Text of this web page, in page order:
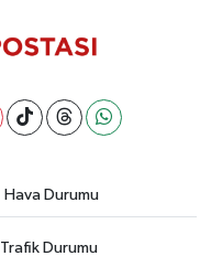
Hava Durumu
Trafik Durumu